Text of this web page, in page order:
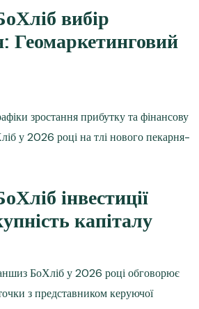
вибір
Геомаркетинговий
інвестиції
капіталу